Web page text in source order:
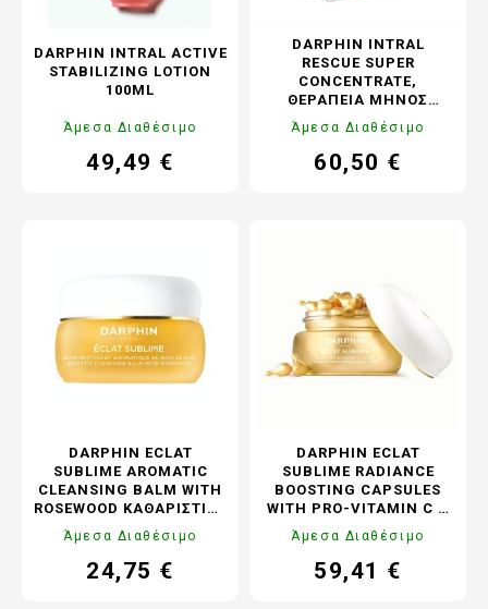
DARPHIN INTRAL ACTIVE
STABILIZING LOTION
100ML
Άμεσα Διαθέσιμο
Τιμή
49,49 €
DARPHIN INTRAL
RESCUE SUPER
CONCENTRATE,
ΘΕΡΑΠΕΊΑ ΜΗΝΌΣ
ΔΙΆΣΩΣΗΣ ΤΗΣ
ΤΑΛΑΙΠΩΡΗΜΈΝΗΣ
ΕΠΙΔΕΡΜΊΔΑΣ 4Χ7ML
Άμεσα Διαθέσιμο
Τιμή
60,50 €
DARPHIN ECLAT
SUBLIME AROMATIC
CLEANSING BALM WITH
ROSEWOOD ΚΑΘΑΡΙΣΤΙΚΌ
ΒΆΛΣΑΜΟ, 40ML
Άμεσα Διαθέσιμο
Τιμή
24,75 €
DARPHIN ECLAT
SUBLIME RADIANCE
BOOSTING CAPSULES
WITH PRO-VITAMIN C &
E, 60 ΚΆΨΟΥΛΕΣ
Άμεσα Διαθέσιμο
Τιμή
59,41 €